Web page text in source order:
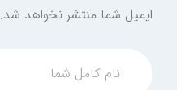
ایمیل شما منتشر نخواهد شد.